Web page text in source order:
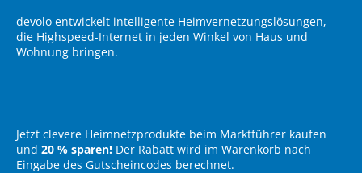
devolo entwickelt intelligente Heimvernetzungslösungen,
die Highspeed-Internet in jeden Winkel von Haus und
Wohnung bringen.
Jetzt clevere Heimnetzprodukte beim Marktführer kaufen
und 20 % sparen! Der Rabatt wird im Warenkorb nach
Eingabe des Gutscheincodes berechnet.